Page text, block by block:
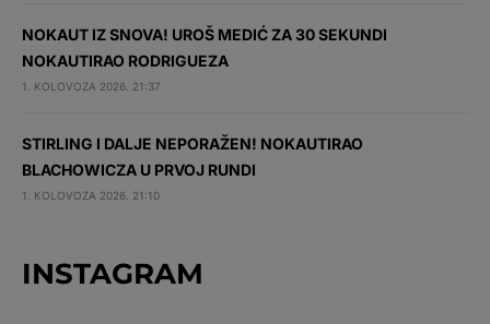
NOKAUT IZ SNOVA! UROŠ MEDIĆ ZA 30 SEKUNDI
NOKAUTIRAO RODRIGUEZA
1. KOLOVOZA 2026. 21:37
STIRLING I DALJE NEPORAŽEN! NOKAUTIRAO
BLACHOWICZA U PRVOJ RUNDI
1. KOLOVOZA 2026. 21:10
INSTAGRAM